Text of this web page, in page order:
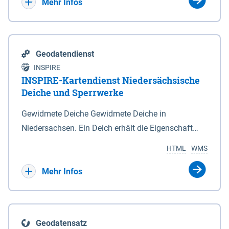
Mehr Infos
Geodatendienst
INSPIRE
INSPIRE-Kartendienst Niedersächsische
Deiche und Sperrwerke
Gewidmete Deiche Gewidmete Deiche in
Niedersachsen. Ein Deich erhält die Eigenschaft
Deichbehörde durch Verordnung ausspricht. Für
WMS
HTML
Mehr Infos
Geodatensatz